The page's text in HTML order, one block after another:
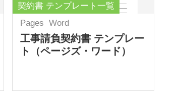
契約書 テンプレート一覧
Pages Word
工事請負契約書 テンプレー
ト（ページズ・ワード）